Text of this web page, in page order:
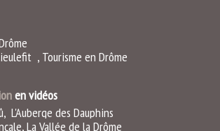
, Tourisme en Drôme
en vidéos
, L'Auberge des Dauphins
,La Vallée de la Drôme